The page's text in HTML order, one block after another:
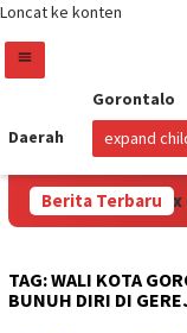
Loncat ke konten
Daerah
Gorontalo
expand
Berita Terbaru
Harga Pertamax
TAG:WALI KOTA
BUNUH DIRI DI